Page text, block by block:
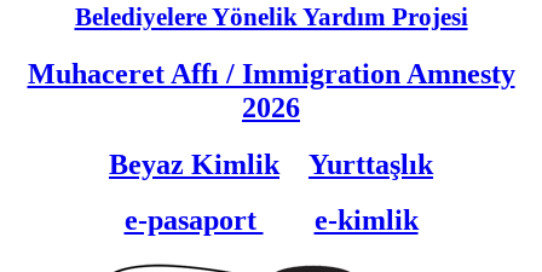
Belediyelere Yönelik Yardım Projesi
Muhaceret Affı / Immigration Amnesty
2026
Beyaz Kimlik
Yurttaşlık
e-pasaport
e-kimlik